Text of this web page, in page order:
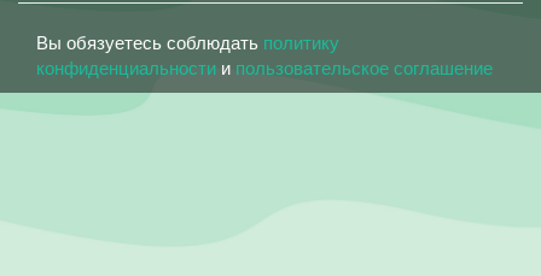
Вы обязуетесь соблюдать политику
конфиденциальности и пользовательское соглашение